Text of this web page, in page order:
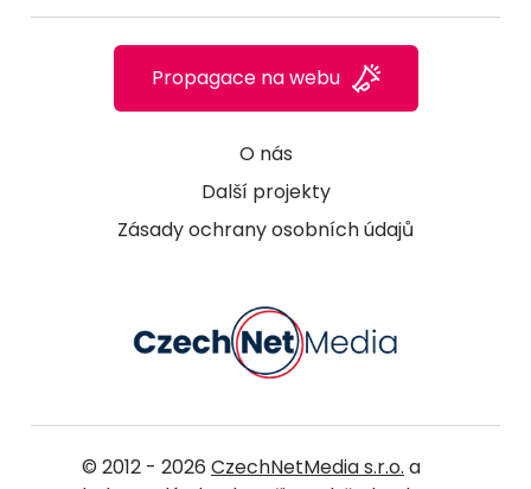
O nás
Další projekty
Zásady ochrany osobních údajů
Propagace na webu
© 2012 - 2026 CzechNetMedia s.r.o. a